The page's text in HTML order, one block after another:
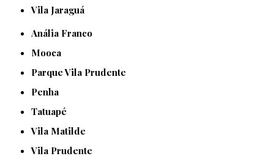
Vila Jaraguá
Anália Franco
Mooca
Parque Vila Prudente
Penha
Tatuapé
Vila Matilde
Vila Prudente